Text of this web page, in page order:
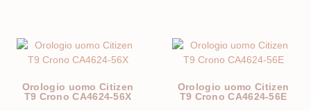
Orologio uomo Citizen
T9 Crono CA4624-56X
Orologio uomo Citizen
T9 Crono CA4624-56E